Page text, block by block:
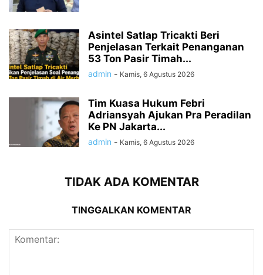
Asintel Satlap Tricakti Beri
Penjelasan Terkait Penanganan
53 Ton Pasir Timah...
admin - Kamis, 6 Agustus 2026
Tim Kuasa Hukum Febri
Adriansyah Ajukan Pra Peradilan
Ke PN Jakarta...
admin - Kamis, 6 Agustus 2026
TIDAK ADA KOMENTAR
TINGGALKAN KOMENTAR